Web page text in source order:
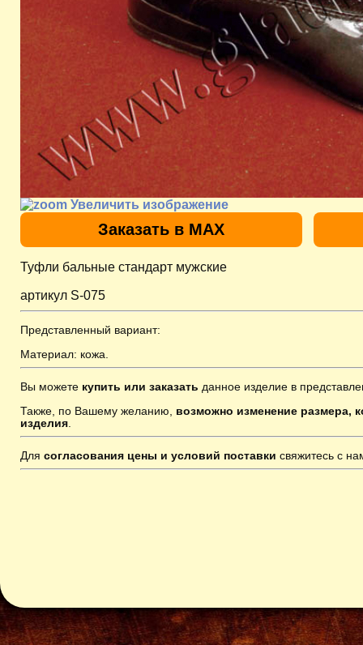
Увеличить изображение
Заказать в MAX
Туфли бальные стандарт мужские
артикул S-075
Представленный вариант:
Материал: кожа.
Вы можете купить или заказать данное изделие в
Также, по Вашему желанию, возможно изменение размера,
изделия
Для согласования цены и условий поставки свяжитесь с